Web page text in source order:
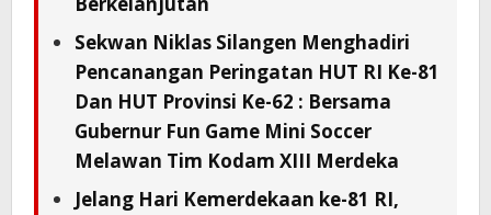
Sekwan Niklas Silangen Menghadiri
Pencanangan Peringatan HUT RI Ke-81
Dan HUT Provinsi Ke-62 : Bersama
Gubernur Fun Game Mini Soccer
Melawan Tim Kodam XIII Merdeka
Jelang Hari Kemerdekaan ke-81 RI,